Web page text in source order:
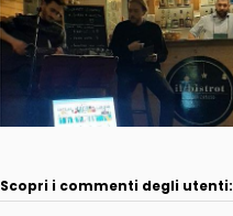
Scopri i commenti degli utenti: